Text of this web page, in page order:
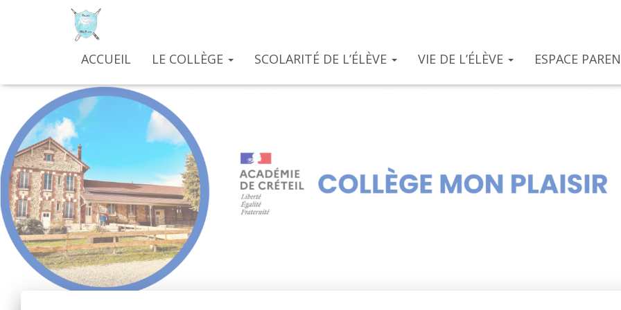
ACCUEIL LE COLLÈGE SCOLARITÉ DE L’ÉLÈVE VIE DE L’ÉLÈVE ESPACE
E.N.T.